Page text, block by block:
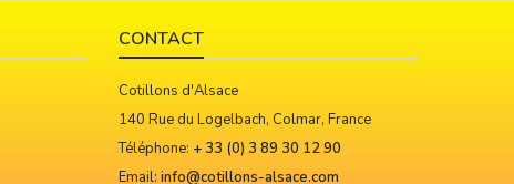
CONTACT
Cotillons d'Alsace
140 Rue du Logelbach, Colmar, France
Téléphone: + 33 (0) 3 89 30 12 90
Email: info@cotillons-alsace.com